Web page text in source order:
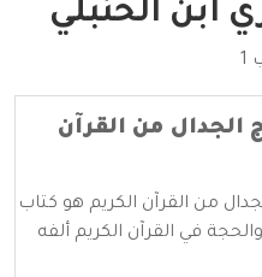
ابن الحنبلي
الجدال من القرآن
من القرآن الكريم هو كتاب
في القرآن الكريم ألفه